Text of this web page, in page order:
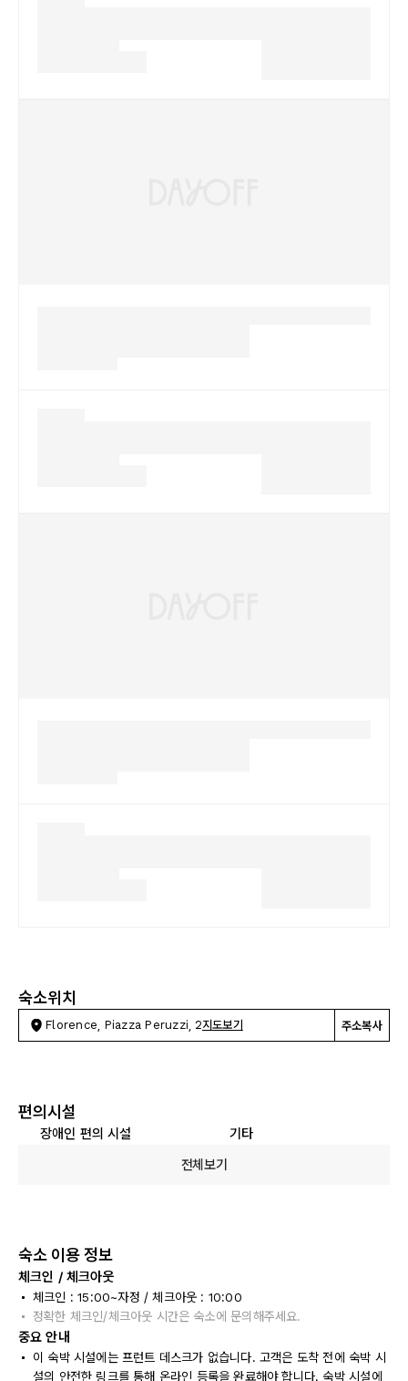
숙소위치
Florence, Piazza Peruzzi, 2지도보기 주소복사
편의시설
장애인 편의 시설
기타
전체보기
숙소 이용 정보
체크인 / 체크아웃
체크인 : 15:00~자정 / 체크아웃 : 10:00
정확한 체크인/체크아웃 시간은 숙소에 문의해주세요.
중요 안내
이 숙박 시설에는 프런트 데스크가 없습니다. 고객은 도착 전에 숙박 시
설의 안전한 링크를 통해 온라인 등록을 완료해야 합니다. 숙박 시설에